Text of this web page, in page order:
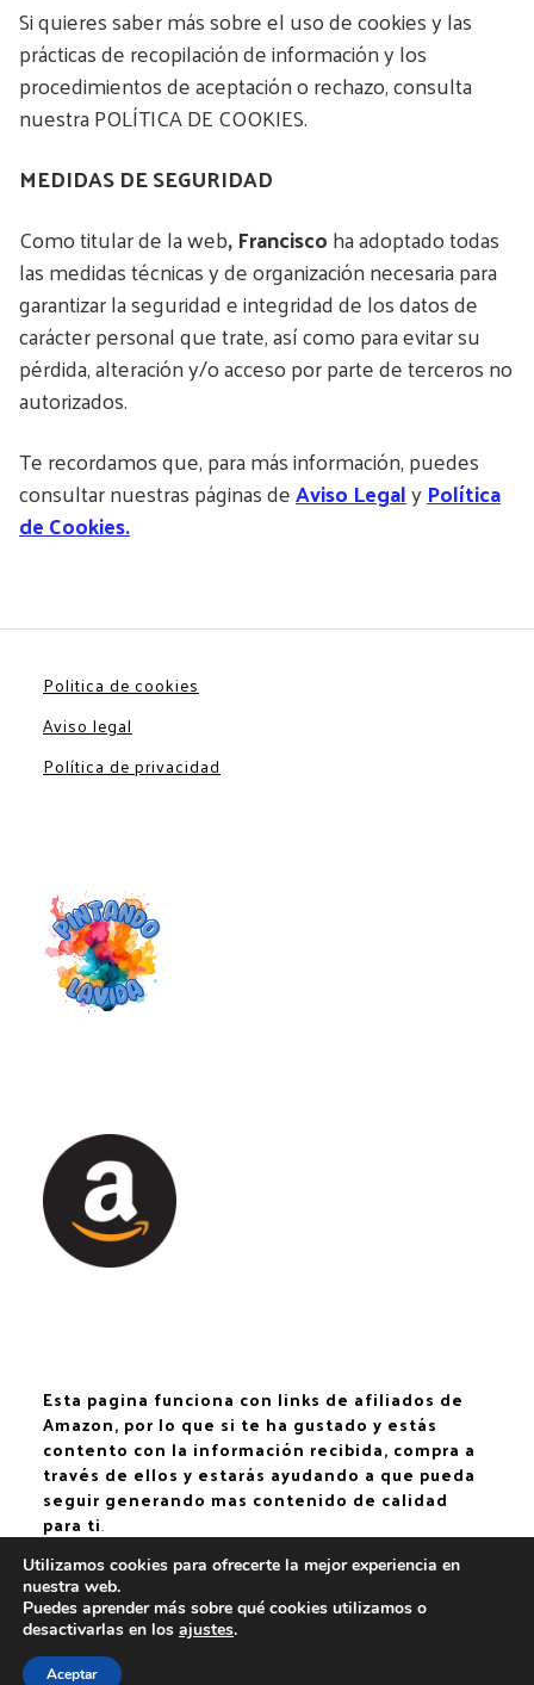
Si quieres saber más sobre el uso de cookies y las
prácticas de recopilación de información y los
procedimientos de aceptación o rechazo, consulta
nuestra POLÍTICA DE COOKIES.
MEDIDAS DE SEGURIDAD
Como titular de la web, Franciscoha adoptado todas
las medidas técnicas y de organización necesaria para
garantizar la seguridad e integridad de los datos de
carácter personal que trate, así como para evitar su
pérdida, alteración y/o acceso por parte de terceros no
autorizados.
Te recordamos que, para más información, puedes
consultar nuestras páginas deAviso LegalyPolítica
de Cookies.
Politica de cookies
Aviso legal
Política de privacidad
Esta pagina funciona con links de afiliados de
Amazon, por lo que si te ha gustado y estás
contento con la información recibida, compra a
través de ellos y estarás ayudando a que pueda
seguir generando mas contenido de calidad
para ti.
PINTANDO LA VIDA
Utilizamos cookies para ofrecerte la mejor experiencia en
nuestra web.
Puedes aprender más sobre qué cookies utilizamos o
desactivarlas en los ajustes.
Aceptar